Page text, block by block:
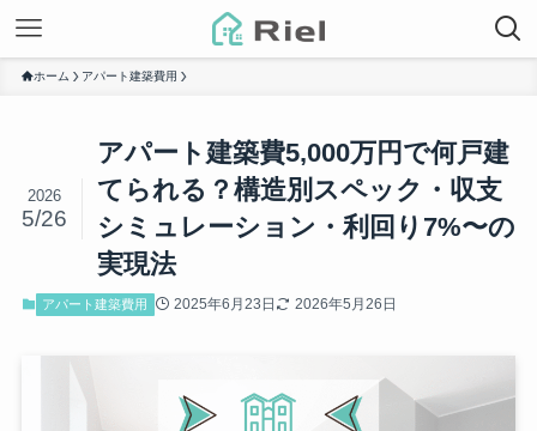
ホーム アパート建築費用
アパート建築費5,000万円で何戸建
てられる？構造別スペック・収支
シミュレーション・利回り7%〜の
実現法
2026
5/26
アパート建築費用 2025年6月23日 2026年5月26日